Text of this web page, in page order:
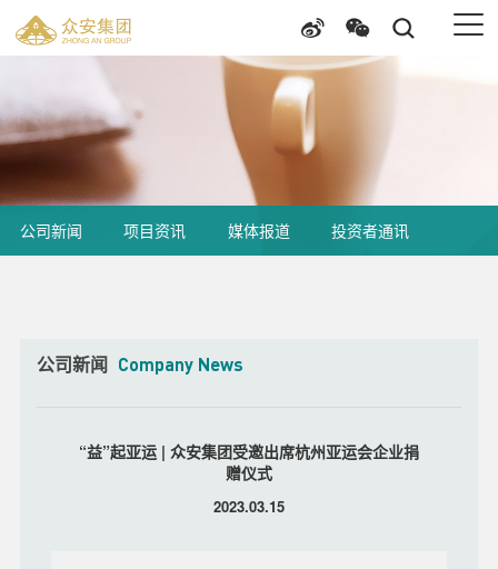
公司新闻 项目资讯 媒体报道 投资者通讯
公司新闻 Company News
“益”起亚运 | 众安集团受邀出席杭州亚运会企业捐
赠仪式
2023.03.15